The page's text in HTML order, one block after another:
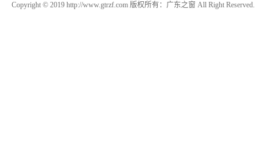
Copyright © 2019 http://www.gtrzf.com 版权所有：广东之窗 All Right Reserved.